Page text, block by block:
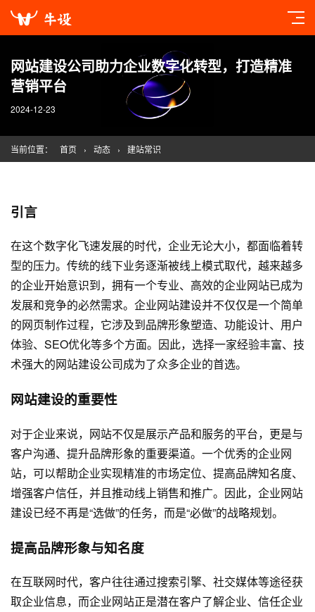
网站建设公司助力企业数字化转型，打造精准
营销平台
2024-12-23
当前位置： 首页 › 动态 › 建站常识
引言
在这个数字化飞速发展的时代，企业无论大小，都面临着转
型的压力。传统的线下业务逐渐被线上模式取代，越来越多
的企业开始意识到，拥有一个专业、高效的企业网站已成为
发展和竞争的必然需求。企业网站建设并不仅仅是一个简单
的网页制作过程，它涉及到品牌形象塑造、功能设计、用户
体验、SEO优化等多个方面。因此，选择一家经验丰富、技
术强大的网站建设公司成为了众多企业的首选。
网站建设的重要性
对于企业来说，网站不仅是展示产品和服务的平台，更是与
客户沟通、提升品牌形象的重要渠道。一个优秀的企业网
站，可以帮助企业实现精准的市场定位、提高品牌知名度、
增强客户信任，并且推动线上销售和推广。因此，企业网站
建设已经不再是“选做”的任务，而是“必做”的战略规划。
提高品牌形象与知名度
在互联网时代，客户往往通过搜索引擎、社交媒体等途径获
取企业信息，而企业网站正是潜在客户了解企业、信任企业